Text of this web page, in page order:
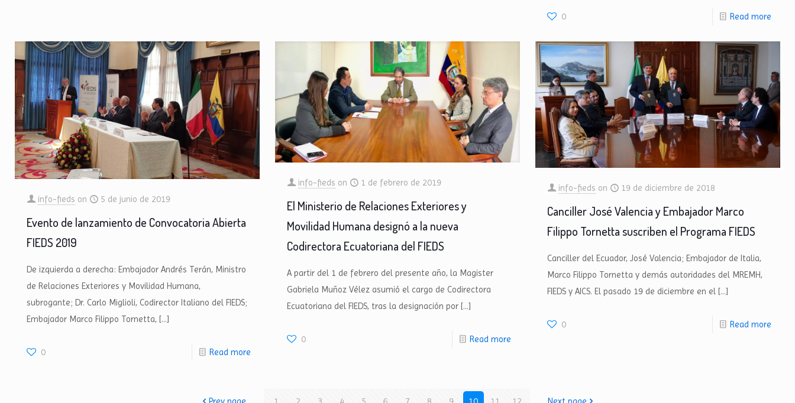
0 Read more
info-fieds on 5 de junio de 2019
Evento de lanzamiento de Convocatoria Abierta
FIEDS 2019
De izquierda a derecha: Embajador Andrés Terán, Ministro
de Relaciones Exteriores y Movilidad Humana,
subrogante; Dr. Carlo Miglioli, Codirector Italiano del FIEDS;
Embajador Marco Filippo Tornetta, […]
0 Read more
info-fieds on 1 de febrero de 2019
El Ministerio de Relaciones Exteriores y
Movilidad Humana designó a la nueva
Codirectora Ecuatoriana del FIEDS
A partir del 1 de febrero del presente año, la Magister
Gabriela Muñoz Vélez asumió el cargo de Codirectora
Ecuatoriana del FIEDS, tras la designación por […]
0 Read more
info-fieds on 19 de diciembre de 2018
Canciller José Valencia y Embajador Marco
Filippo Tornetta suscriben el Programa FIEDS
Canciller del Ecuador, José Valencia; Embajador de Italia,
Marco Filippo Tornetta y demás autoridades del MREMH,
FIEDS y AICS. El pasado 19 de diciembre en el […]
0 Read more